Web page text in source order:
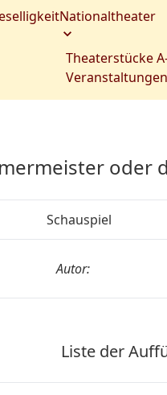
Nationaltheater
Theaterstücke
oder
Schauspiel
Autor:
Liste der